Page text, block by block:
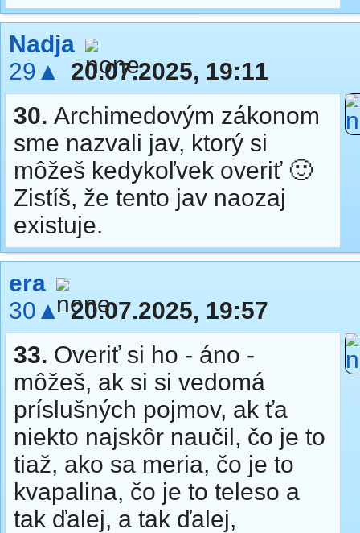
Nadja
29▲
20.07.2025, 19:11
30. Archimedovým zákonom
sme nazvali jav, ktorý si
môžeš kedykoľvek overiť 🙂
Zistíš, že tento jav naozaj
existuje.
era
30▲ 20.07.2025, 19:57
33. Overiť si ho - áno -
môžeš, ak si si vedomá
príslušných pojmov, ak ťa
niekto najskôr naučil, čo je to
tiaž, ako sa meria, čo je to
kvapalina, čo je to teleso a
tak ďalej, a tak ďalej,